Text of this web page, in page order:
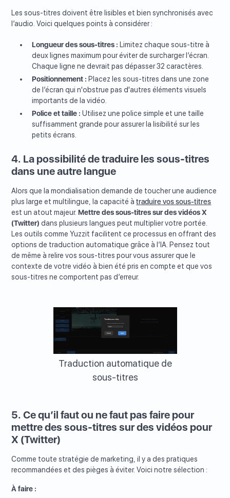
Les sous-titres doivent être lisibles et bien synchronisés avec
l’audio. Voici quelques points à considérer :
Longueur des sous-titres : Limitez chaque sous-titre à
deux lignes maximum pour éviter de surcharger l’écran.
Chaque ligne ne devrait pas dépasser 32 caractères.
Positionnement : Placez les sous-titres dans une zone
de l’écran qui n'obstrue pas d'autres éléments visuels
importants de la vidéo.
Police et taille : Utilisez une police simple et une taille
suffisamment grande pour assurer la lisibilité sur les
petits écrans.
4. La possibilité de traduire les sous-titres
dans une autre langue
Alors que la mondialisation demande de toucher une audience
plus large et multilingue, la capacité àtraduire vos sous-titres
est un atout majeur.Mettre des sous-titres sur des vidéos X
(Twitter) dans plusieurs langues peut multiplier votre portée.
Les outils comme Yuzzit facilitent ce processus en offrant des
options de traduction automatique grâce à l’IA. Pensez tout
de même à relire vos sous-titres pour vous assurer que le
contexte de votre vidéo à bien été pris en compte et que vos
sous-titres ne comportent pas d’erreur.
Traduction automatique de
sous-titres
5. Ce qu’il faut ou ne faut pas faire pour
mettre des sous-titres sur des vidéos pour
X (Twitter)
Comme toute stratégie de marketing, il y a des pratiques
recommandées et des pièges à éviter. Voici notre sélection :
À faire :